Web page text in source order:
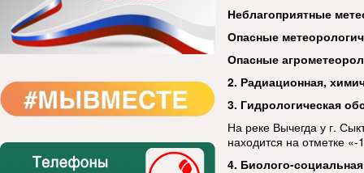
Неблагоприятные
Опасные
Опасные
2. Радиационная,
3. Гидрологическая
На реке Вычегда у г.
находится на отметке
4. Биолого-